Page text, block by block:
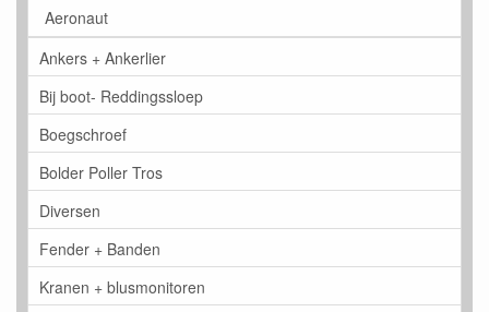
Aeronaut
Ankers + Ankerlier
Bij boot- Reddingssloep
Boegschroef
Bolder Poller Tros
Diversen
Fender + Banden
Kranen + blusmonitoren